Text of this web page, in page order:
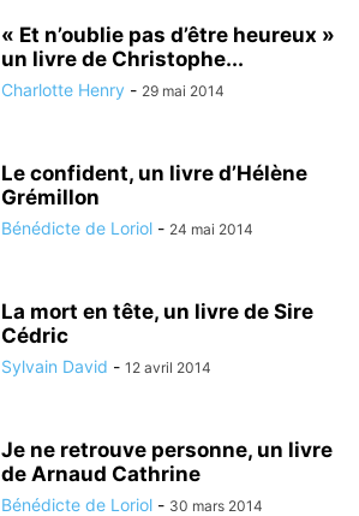
« Et n’oublie pas d’être heureux »
un livre de Christophe...
Charlotte Henry - 29 mai 2014
Le confident, un livre d’Hélène
Grémillon
Bénédicte de Loriol - 24 mai 2014
La mort en tête, un livre de Sire
Cédric
Sylvain David - 12 avril 2014
Je ne retrouve personne, un livre
de Arnaud Cathrine
Bénédicte de Loriol - 30 mars 2014